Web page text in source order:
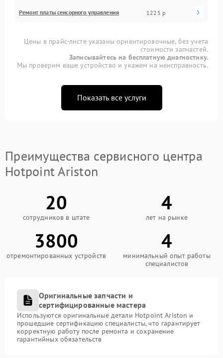
Ремонт платы сенсорного управления 1225 р
Цены в прайс-листе указаны ориентировочные, без учета
стоимости запчастей.
Записывайтесь на бесплатную диагностику.
Мы проверим ваше устройство и укажем на неисправность.
Показать все услуги
Преимущества сервисного центра
Hotpoint Ariston
20
сотрудников в штате
4
лет на рынке
3800
отремонтированных устройств
4
минимальный опыт работы
специалистов
Оригинальные запчасти и
сертифицированные мастера
Используются оригинальные детали Hotpoint Ariston и
прошедшие сертификацию специалисты, что гарантирует
корректную работу после ремонта и сохранение
гарантийных обязательств